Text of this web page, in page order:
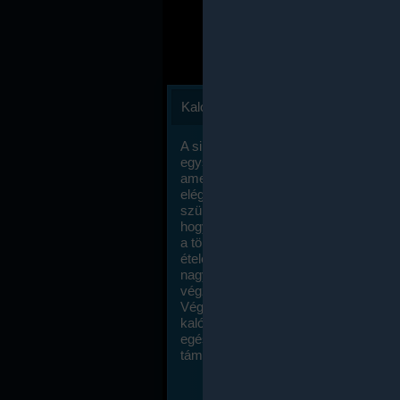
Kalóriaszámlálás
A sikeres fogyás titka valójában igen
egyszerű: égess több energiát, mint
amennyit beviszel. Természetesen
elég nagy fegyelemre és akaraterőre
szükség, de meglepődve fogod
hogy a kalóriaszámolás mennyire
a többi diétához képest. Itt nincsenek
ételek és a megengedett kalóriabevitelt
nagymértékben növelheted ha
végzel.
Végül, de nem utolsó sorban, a
kalóriaszámolás módszerét a legtöbb
egészségügyi szakorvos ajánlja és
támogatja.